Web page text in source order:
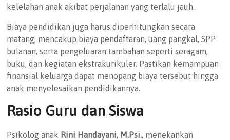
kelelahan anak akibat perjalanan yang terlalu jauh.
Biaya pendidikan juga harus diperhitungkan secara
matang, mencakup biaya pendaftaran, uang pangkal, SPP
bulanan, serta pengeluaran tambahan seperti seragam,
buku, dan kegiatan ekstrakurikuler. Pastikan kemampuan
finansial keluarga dapat menopang biaya tersebut hingga
anak menyelesaikan pendidikannya.
Rasio Guru dan Siswa
Psikolog anak Rini Handayani, M.Psi., menekankan